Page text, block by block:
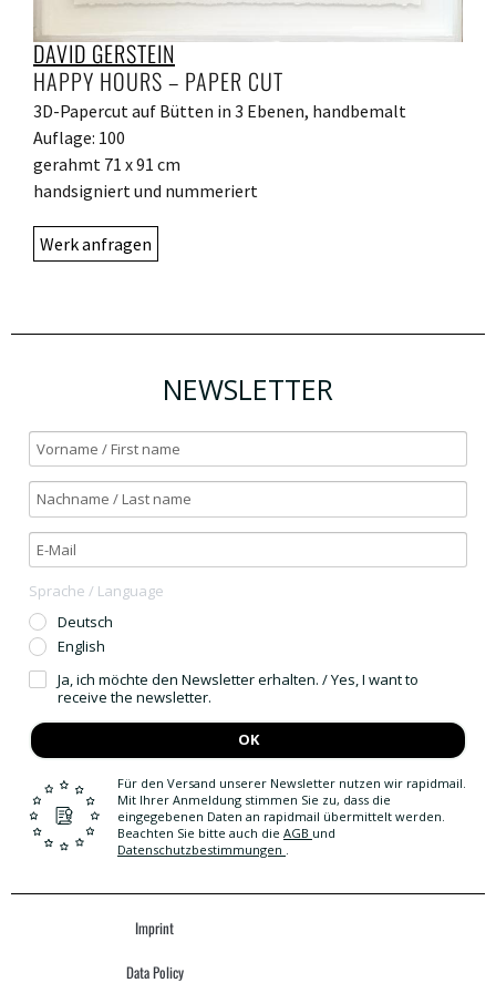
DAVID GERSTEIN
HAPPY HOURS – PAPER CUT
3D-Papercut auf Bütten in 3 Ebenen, handbemalt
Auflage: 100
gerahmt 71 x 91 cm
handsigniert und nummeriert
Werk anfragen
NEWSLETTER
Sprache / Language
Deutsch
English
Ja, ich möchte den Newsletter erhalten. / Yes, I want to
receive the newsletter.
OK
Für den Versand unserer Newsletter nutzen wir rapidmail.
Mit Ihrer Anmeldung stimmen Sie zu, dass die
eingegebenen Daten an rapidmail übermittelt werden.
Beachten Sie bitte auch die AGB und
Datenschutzbestimmungen
Imprint
Data Policy